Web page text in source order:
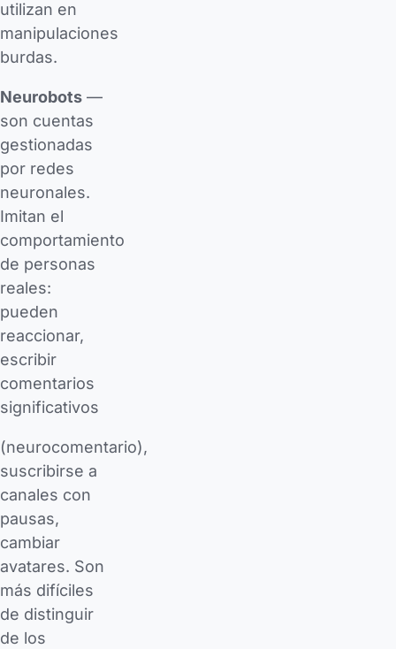
utilizan en
manipulaciones
burdas.
Neurobots —
son cuentas
gestionadas
por redes
neuronales.
Imitan el
comportamiento
de personas
reales:
pueden
reaccionar,
escribir
comentarios
significativos
(neurocomentario),
suscribirse a
canales con
pausas,
cambiar
avatares. Son
más difíciles
de distinguir
de los